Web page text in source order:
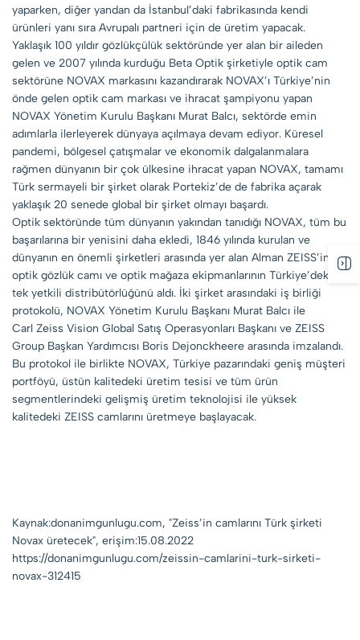
yaparken, diğer yandan da İstanbul’daki fabrikasında kendi
ürünleri yanı sıra Avrupalı partneri için de üretim yapacak.
Yaklaşık 100 yıldır gözlükçülük sektöründe yer alan bir aileden
gelen ve 2007 yılında kurduğu Beta Optik şirketiyle optik cam
sektörüne NOVAX markasını kazandırarak NOVAX’ı Türkiye’nin
önde gelen optik cam markası ve ihracat şampiyonu yapan
NOVAX Yönetim Kurulu Başkanı Murat Balcı, sektörde emin
adımlarla ilerleyerek dünyaya açılmaya devam ediyor. Küresel
pandemi, bölgesel çatışmalar ve ekonomik dalgalanmalara
rağmen dünyanın bir çok ülkesine ihracat yapan NOVAX, tamamı
Türk sermayeli bir şirket olarak Portekiz’de de fabrika açarak
yaklaşık 20 senede global bir şirket olmayı başardı.
Optik sektöründe tüm dünyanın yakından tanıdığı NOVAX, tüm bu
başarılarına bir yenisini daha ekledi, 1846 yılında kurulan ve
dünyanın en önemli şirketleri arasında yer alan Alman ZEISS’in,
optik gözlük camı ve optik mağaza ekipmanlarının Türkiye’deki
tek yetkili distribütörlüğünü aldı. İki şirket arasındaki iş birliği
protokolü, NOVAX Yönetim Kurulu Başkanı Murat Balcı ile
Carl Zeiss Vision Global Satış Operasyonları Başkanı ve ZEISS
Group Başkan Yardımcısı Boris Dejonckheere arasında imzalandı.
Bu protokol ile birlikte NOVAX, Türkiye pazarındaki geniş müşteri
portföyü, üstün kalitedeki üretim tesisi ve tüm ürün
segmentlerindeki gelişmiş üretim teknolojisi ile yüksek
kalitedeki ZEISS camlarını üretmeye başlayacak.
Kaynak:donanimgunlugu.com, "Zeiss’in camlarını Türk şirketi
Novax üretecek", erişim:15.08.2022
https://donanimgunlugu.com/zeissin-camlarini-turk-sirketi-
novax-312415